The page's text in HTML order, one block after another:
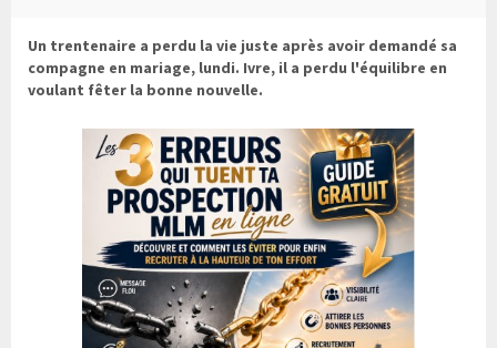
Un trentenaire a perdu la vie juste après avoir demandé sa
compagne en mariage, lundi. Ivre, il a perdu l'équilibre en
voulant fêter la bonne nouvelle.